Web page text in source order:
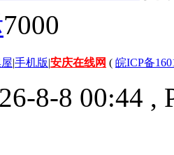
7000
|手机版|安庆在线网 ( 皖ICP备
8-8 00:44 ,